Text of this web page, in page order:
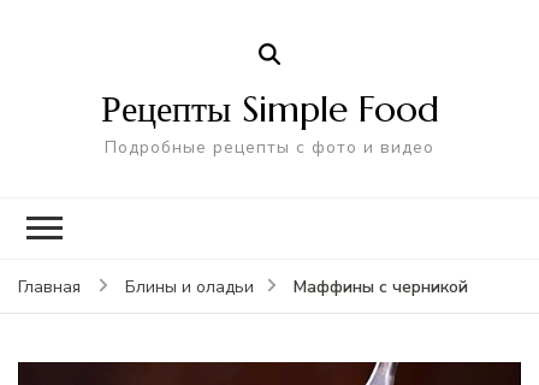
Рецепты Simple Food
Подробные рецепты с фото и видео
Главная Блины и оладьи Маффины с черникой